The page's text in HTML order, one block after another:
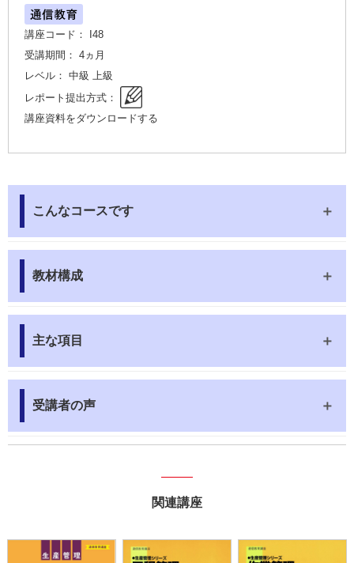
講座コード： I48
受講期間： 4ヵ月
レベル： 中級 上級
レポート提出方式：
講座資料をダウンロードする
こんなコースです
教材構成
主な項目
受講者の声
関連講座